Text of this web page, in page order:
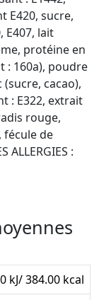
E420, sucre,
E407, lait
protéine en
160a), poudre
cacao),
: E322, extrait
rouge,
fécule de
ALLERGIES :
kJ/ 384.00 kcal